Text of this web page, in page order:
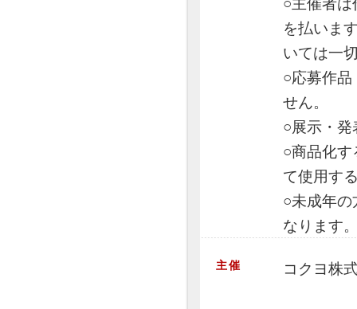
○主催者は
を払いま
いては一
○応募作品
せん。
○展示・発
○商品化す
て使用す
○未成年の
なります
主催 コクヨ株